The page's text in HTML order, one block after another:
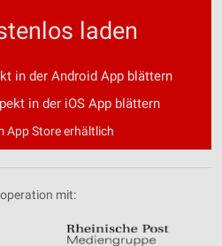
laden
in der Android App blättern
in der iOS App blättern
App Store erhältlich
mit: